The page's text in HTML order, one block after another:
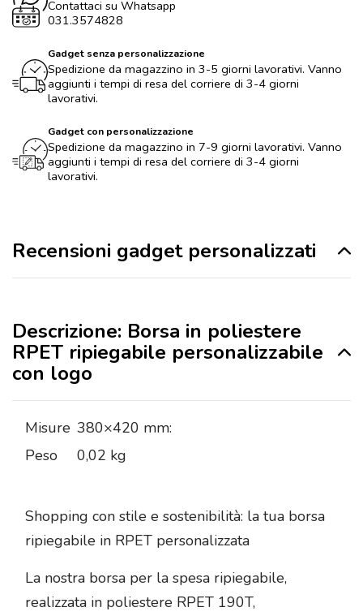
Contattaci su Whatsapp
031.3574828
Gadget senza personalizzazione
Spedizione da magazzino in 3-5 giorni lavorativi. Vanno
aggiunti i tempi di resa del corriere di 3-4 giorni
lavorativi.
Gadget con personalizzazione
Spedizione da magazzino in 7-9 giorni lavorativi. Vanno
aggiunti i tempi di resa del corriere di 3-4 giorni
lavorativi.
Recensioni gadget personalizzati
Descrizione: Borsa in poliestere
RPET ripiegabile personalizzabile
con logo
Misure 380×420 mm:
Peso
0,02 kg
Shopping con stile e sostenibilità: la tua borsa
ripiegabile in RPET personalizzata
La nostra borsa per la spesa ripiegabile,
realizzata in poliestere RPET 190T,